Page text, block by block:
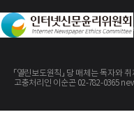
Copyright ©The BeyondPost.
「열린보도원칙」 당 매체는 독자
고충처리인 이순곤 02-782-0365